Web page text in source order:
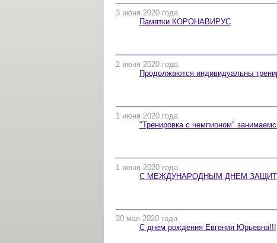
3 июня 2020 года
Памятки КОРОНАВИРУС
2 июня 2020 года
Продолжаются индивидуальны
1 июня 2020 года
"Тренировка с чемпионом"
1 июня 2020 года
С МЕЖДУНАРОДНЫМ ДНЕМ
30 мая 2020 года
С днем рождения Евгения Юрьевна!!!